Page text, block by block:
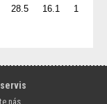
16.1 1
nás